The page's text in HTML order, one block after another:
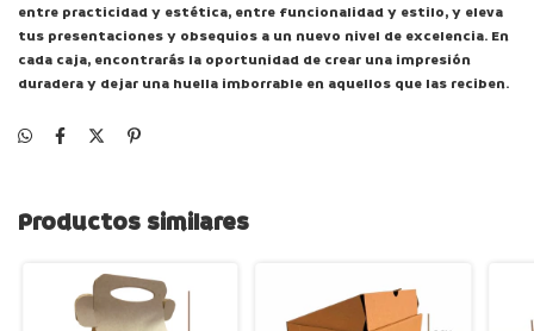
entre practicidad y estética, entre funcionalidad y estilo, y eleva
tus presentaciones y obsequios a un nuevo nivel de excelencia. En
cada caja, encontrarás la oportunidad de crear una impresión
duradera y dejar una huella imborrable en aquellos que las reciben.
Productos similares